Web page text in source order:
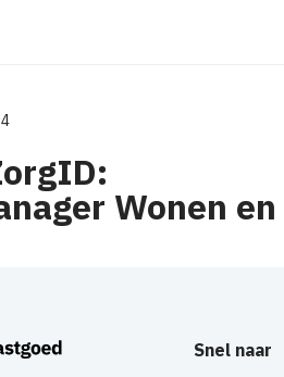
Wonen en
Snel naar